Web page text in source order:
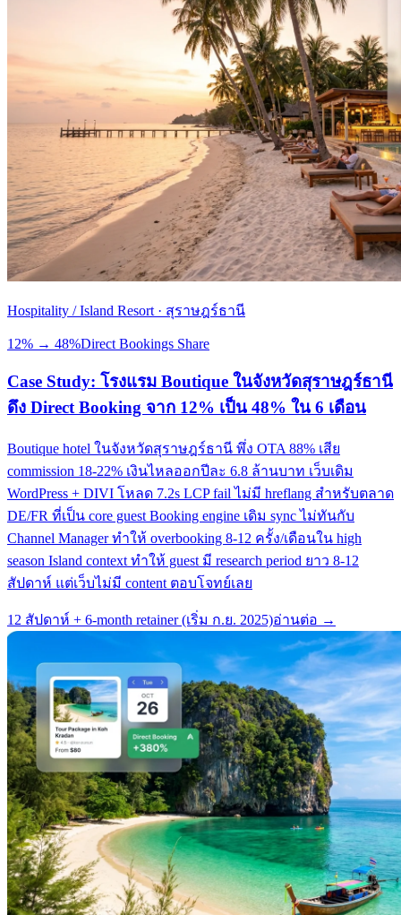
Hospitality / Island Resort · สุราษฎร์ธานี
12% → 48%Direct Bookings Share
Case Study: โรงแรม Boutique ในจังหวัดสุราษฎร์ธานี
ดึง Direct Booking จาก 12% เป็น 48% ใน 6 เดือน
Boutique hotel ในจังหวัดสุราษฎร์ธานี พึ่ง OTA 88% เสีย
commission 18-22% เงินไหลออกปีละ 6.8 ล้านบาท เว็บเดิม
WordPress + DIVI โหลด 7.2s LCP fail ไม่มี hreflang สำหรับตลาด
DE/FR ที่เป็น core guest Booking engine เดิม sync ไม่ทันกับ
Channel Manager ทำให้ overbooking 8-12 ครั้ง/เดือนใน high
season Island context ทำให้ guest มี research period ยาว 8-12
สัปดาห์ แต่เว็บไม่มี content ตอบโจทย์เลย
12 สัปดาห์ + 6-month retainer (เริ่ม ก.ย. 2025)อ่านต่อ →